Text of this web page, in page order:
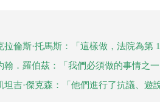
拉倫斯·托馬斯：「這樣做，法院為
翰．羅伯茲：「我們必須做的事情之
坦吉·傑克森：「他們進行了抗議、